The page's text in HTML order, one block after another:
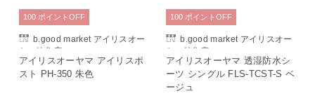
b.good market アイリスオー
ヤマ特集店
アイリスオーヤマ アイリスポ
スト PH-350 朱色
100 ポイント OFF
b.good market アイリスオー
ヤマ特集店
アイリスオーヤマ 透湿防水シ
ーツ シングル FLS-TCST-S ベ
ージュ
100 ポイント OFF